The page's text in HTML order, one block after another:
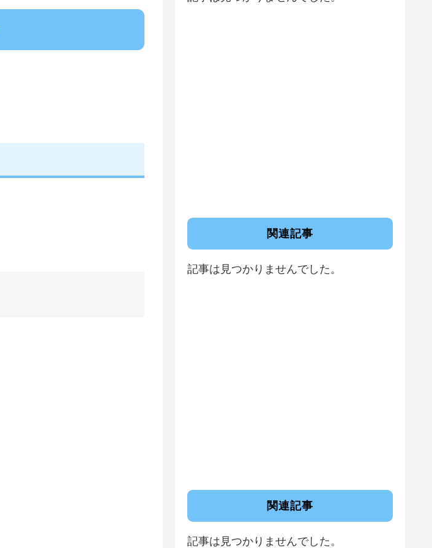
関連記事
記事は見つかりませんでした。
関連記事
記事は見つかりませんでした。